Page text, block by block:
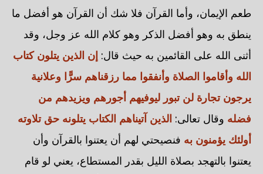
طعم الإيمان، وأما القرآن فلا شك أن القرآن هو أفضل ما
ينطق به وهو أفضل الذكر وهو كلام الله عز وجل، وقد
أثنى الله على القائمين به حيث قال: إن الذين يتلون كتاب
الله وأقاموا الصلاة وأنفقوا مما رزقناهم سرًّا وعلانية
يرجون تجارة لن تبور ليوفيهم أجورهم ويزيدهم من
فضله وقال تعالى: الذين آتيناهم الكتاب يتلونه حق تلاوته
أولئك يؤمنون به فنصيحتي لهم أن يعتنوا بالقرآن وأن
يعتنوا بالتهجد بصلاة الليل بقدر المستطاع، يعني لو قام